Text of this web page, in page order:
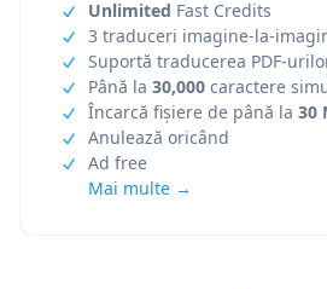
Unlimited Fast Credits
3 traduceri imagine-la-
Suportă traducerea PDF-
Până la 30,000 caractere
Încarcă fișiere de până la 30
Anulează oricând
Ad free
Mai multe →